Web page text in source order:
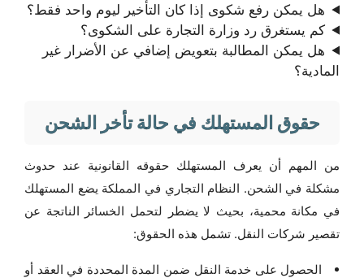
هل يمكن رفع شكوى إذا كان التأخير ليوم واحد فقط؟
كم يستغرق رد وزارة التجارة على الشكوى؟
هل يمكن المطالبة بتعويض إضافي عن الأضرار غير
المادية؟
حقوق المستهلك في حالة تأخر الشحن
من المهم أن يعرف المستهلك حقوقه القانونية عند حدوث
مشكلة في الشحن. النظام التجاري في المملكة يضع المستهلك
في مكانة محمية، بحيث لا يضطر لتحمل الخسائر الناتجة عن
تقصير شركات النقل. تشمل هذه الحقوق:
الحصول على خدمة النقل ضمن المدة المحددة في العقد أو